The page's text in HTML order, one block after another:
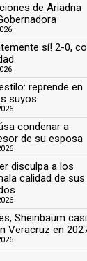
de Ariadna
sí! 2-0,
reprende en
suyos
condenar a
de su esposa
disculpa a los
calidad de sus
Sheinbaum casi
Veracruz en